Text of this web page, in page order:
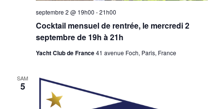
Cocktail mensuel de rentrée, le mercredi 2
septembre de 19h à 21h
septembre 2 @ 19h00 -21h00
Yacht Club de France41 avenue Foch, Paris, France
SAM
5